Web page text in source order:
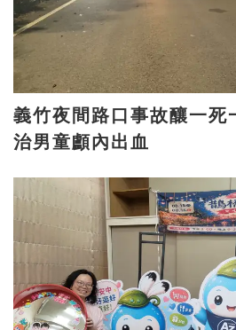
義竹夜間路口事故釀一死一傷 女子
治男童顱內出血